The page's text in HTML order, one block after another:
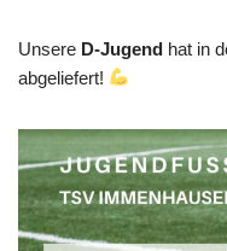
Unsere D-Jugend hat in
abgeliefert!